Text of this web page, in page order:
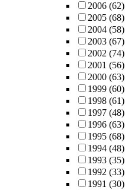
2006 (62)
2005 (68)
2004 (58)
2003 (67)
2002 (74)
2001 (56)
2000 (63)
1999 (60)
1998 (61)
1997 (48)
1996 (63)
1995 (68)
1994 (48)
1993 (35)
1992 (33)
1991 (30)